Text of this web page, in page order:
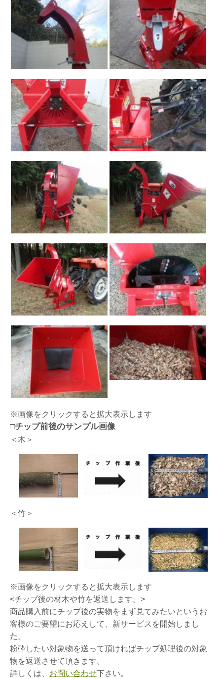
※画像をクリックすると拡大表示します
□チップ前後のサンプル画像
＜木＞
＜竹＞
※画像をクリックすると拡大表示します
<チップ後の材木や竹を返送します。>
商品購入前にチップ後の実物をまず見てみたいというお
客様のご要望にお応えして、新サービスを開始しまし
た。
粉砕したい対象物を送って頂ければチップ処理後の対象
物を返送させて頂きます。
詳しくは、 お問い合わせ下さい。